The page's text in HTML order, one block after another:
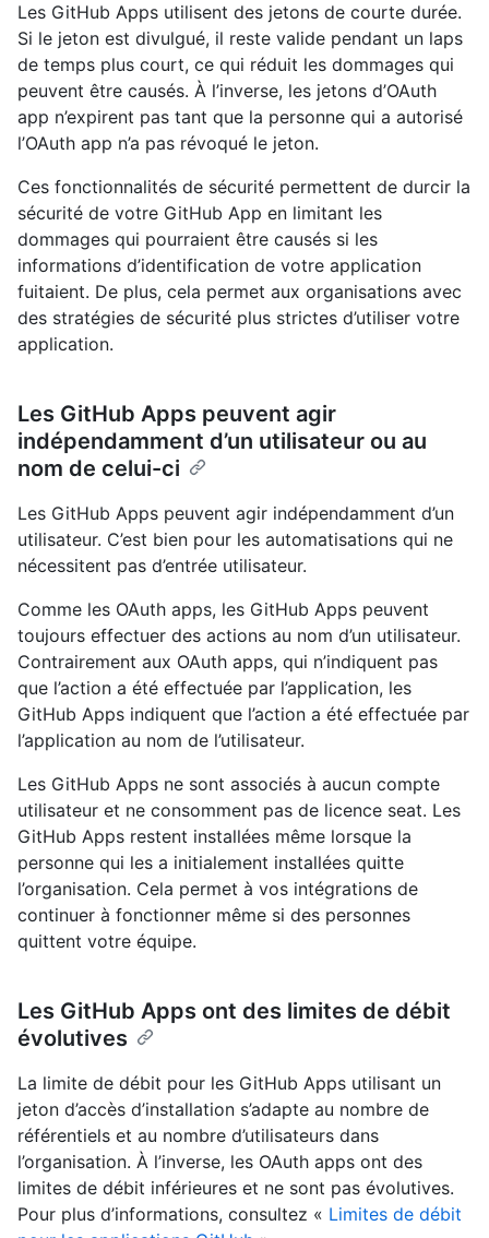
Les GitHub Apps utilisent des jetons de courte durée.
Si le jeton est divulgué, il reste valide pendant un laps
de temps plus court, ce qui réduit les dommages qui
peuvent être causés. À l’inverse, les jetons d’OAuth
app n’expirent pas tant que la personne qui a autorisé
l’OAuth app n’a pas révoqué le jeton.
Ces fonctionnalités de sécurité permettent de durcir la
sécurité de votre GitHub App en limitant les
dommages qui pourraient être causés si les
informations d’identification de votre application
fuitaient. De plus, cela permet aux organisations avec
des stratégies de sécurité plus strictes d’utiliser votre
application.
Les GitHub Apps peuvent agir
indépendamment d’un utilisateur ou au
nom de celui-ci
Les GitHub Apps peuvent agir indépendamment d’un
utilisateur. C’est bien pour les automatisations qui ne
nécessitent pas d’entrée utilisateur.
Comme les OAuth apps, les GitHub Apps peuvent
toujours effectuer des actions au nom d’un utilisateur.
Contrairement aux OAuth apps, qui n’indiquent pas
que l’action a été effectuée par l’application, les
GitHub Apps indiquent que l’action a été effectuée par
l’application au nom de l’utilisateur.
Les GitHub Apps ne sont associés à aucun compte
utilisateur et ne consomment pas de licence seat. Les
GitHub Apps restent installées même lorsque la
personne qui les a initialement installées quitte
l’organisation. Cela permet à vos intégrations de
continuer à fonctionner même si des personnes
quittent votre équipe.
Les GitHub Apps ont des limites de débit
évolutives
La limite de débit pour les GitHub Apps utilisant un
jeton d’accès d’installation s’adapte au nombre de
référentiels et au nombre d’utilisateurs dans
l’organisation. À l’inverse, les OAuth apps ont des
limites de débit inférieures et ne sont pas évolutives.
Pour plus d’informations, consultez « Limites de débit